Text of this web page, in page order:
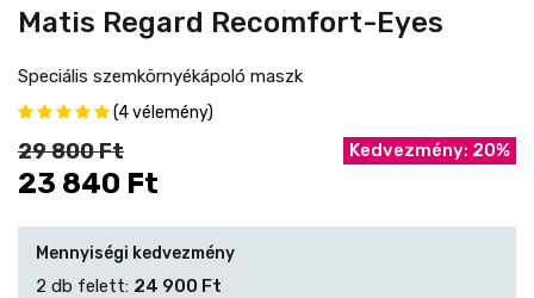
Matis Regard Recomfort-Eyes
Speciális szemkörnyékápoló maszk
(4 vélemény)
29 800 Ft
23 840 Ft
Kedvezmény: 20%
Mennyiségi kedvezmény
2 db felett: 24 900 Ft